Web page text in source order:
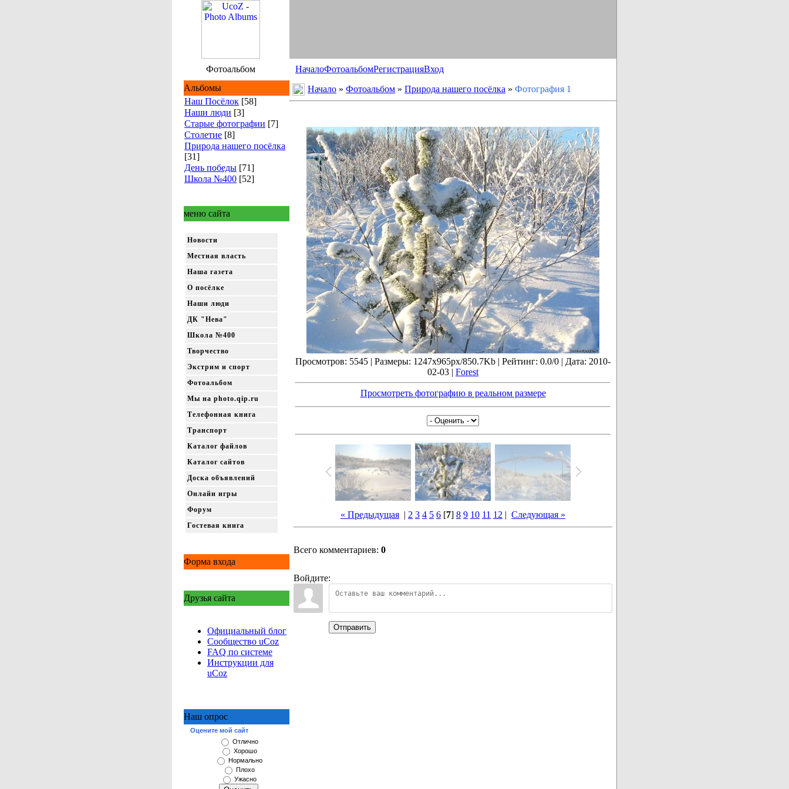
Фотоальбом НачалоФотоальбомРегистрацияВход
Альбомы
Наш Посёлок [58]
Наши люди [3]
Старые фотографии [7]
Столетие [8]
Природа нашего посёлка
[31]
День победы [71]
Школа №400 [52]
меню сайта
Новости
Местная власть
Наша газета
О посёлке
Наши люди
ДК "Нева"
Школа №400
Творчество
Экстрим и спорт
Фотоальбом
Мы на photo.qip.ru
Телефонная книга
Транспорт
Каталог файлов
Каталог сайтов
Доска объявлений
Онлайн игры
Форум
Гостевая книга
Форма входа
Друзья сайта
Официальный блог
Сообщество uCoz
FAQ по системе
Инструкции для
uCoz
Наш опрос
Оцените мой сайт
Отлично
Хорошо
Нормально
Плохо
Ужасно
Начало » Фотоальбом » Природа нашего посёлка » Фотография 1
Просмотров: 5545 | Размеры: 1247x965px/850.7Kb | Рейтинг: 0.0/0 | Дата: 2010-
02-03 | Forest
Просмотреть фотографию в реальном размере
« Предыдущая | 2 3 4 5 6 [7] 8 9 10 11 12 | Следующая »
Всего комментариев: 0
Войдите:
Отправить